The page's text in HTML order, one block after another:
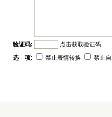
验证码:
点击获取验证码
选 项:
禁止表情转换 禁止